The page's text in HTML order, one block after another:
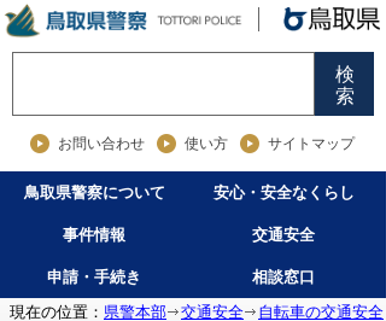
検
索
お問い合わせ 使い方 サイトマップ
鳥取県警察について 安心・安全なくらし
事件情報 交通安全
申請・手続き
相談窓口
現在の位置： 県警本部 交通安全
自転車の交通安全